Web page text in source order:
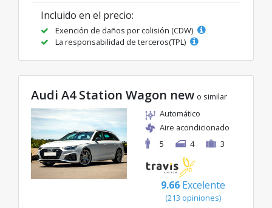
Incluido en el precio:
Exención de daños por colisión (CDW)
La responsabilidad de terceros(TPL)
Audi A4 Station Wagon new o similar
Automático
Aire acondicionado
5
4 3
9.66 Excelente
(213 opiniones)